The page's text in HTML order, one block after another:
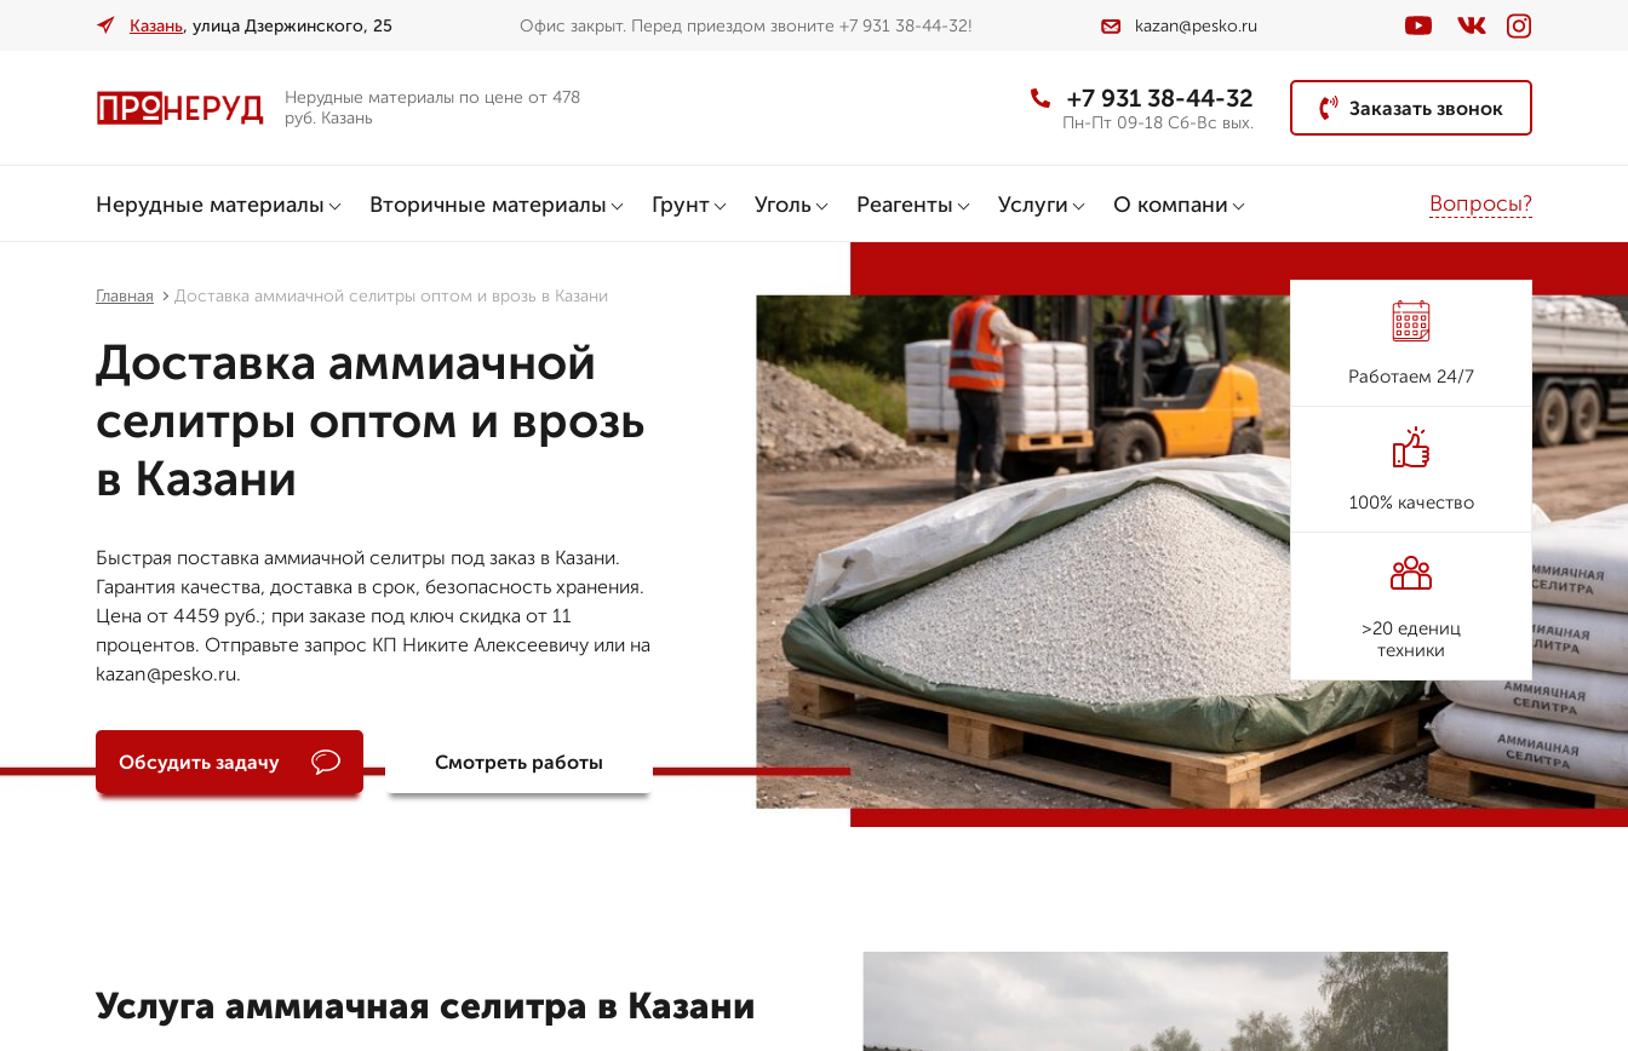
Казань, улица Дзержинского, 25 Офис закрыт. Перед приездом звоните +7 931 38-44-32! kazan@pesko.ru
Нерудные материалы по цене от 478
руб. Казань
+7 931 38-44-32
Пн-Пт 09-18 Сб-Вс вых.
Заказать звонок
Нерудные материалы Вторичные материалы Грунт Уголь Реагенты Услуги О компани Вопросы?
Главная Доставка аммиачной селитры оптом и врозь в Казани
Доставка аммиачной
селитры оптом и врозь
в Казани
Быстрая поставка аммиачной селитры под заказ в Казани.
Гарантия качества, доставка в срок, безопасность хранения.
Цена от 4459 руб.; при заказе под ключ скидка от 11
процентов. Отправьте запрос КП Никите Алексеевичу или на
kazan@pesko.ru.
Обсудить задачу Смотреть работы
Работаем 24/7
100% качество
>20 едениц
техники
Услуга аммиачная селитра в Казани